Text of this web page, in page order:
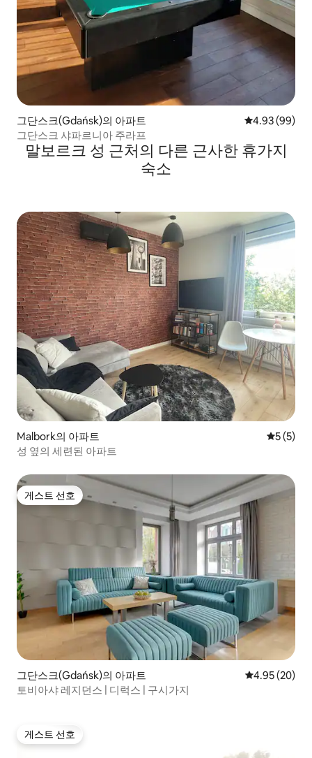
그단스크(Gdańsk)의 아파트 평점 4.93점(5
4.93 (99)
그단스크 샤파르니아 주라프
말보르크 성 근처의 다른 근사한 휴가지
숙소
Malbork의 아파트 평점 5점
5 (5)
성 옆의 세련된 아파트
게스트 선호
게스트 선호
그단스크(Gdańsk)의 아파트 평점 4.95점(5
4.95 (20)
토비아샤 레지던스 | 디럭스 | 구시가지
게스트 선호
게스트 선호